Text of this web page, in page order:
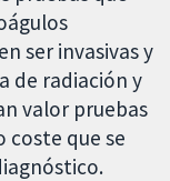
ser invasivas y
de radiación y
valor pruebas
coste que se